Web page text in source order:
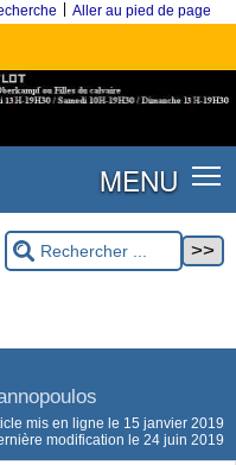
Aller au pied de page
MENU
mis en ligne le 15 janvier 2019
modification le 24 juin 2019